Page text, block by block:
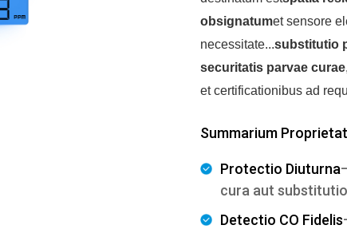
obsignatumet sensore
necessitate...substitutio
securitatis parvae curae
et certificationibus ad
Summarium
Protectio Diuturna
cura aut
Detectio CO Fidelis